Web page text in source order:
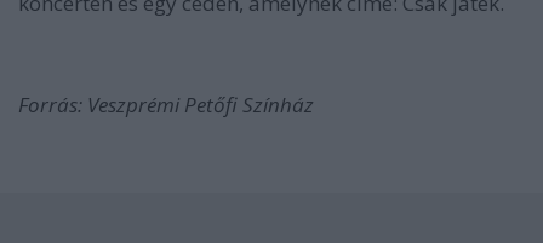
Forrás: Veszprémi Petőfi Színház